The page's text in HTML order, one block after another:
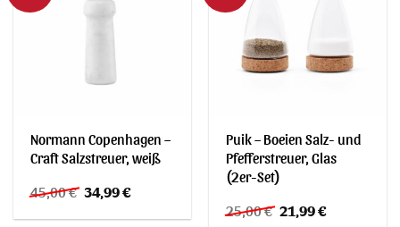
Normann Copenhagen –
Craft Salzstreuer, weiß
45,00€ Ursprünglicher
Preis
war:
34,99€Aktueller
ist:
Puik – Boeien Salz- und
Pfefferstreuer, Glas
(2er-Set)
25,00€ Ursprünglicher
Preis
21,99€Aktueller